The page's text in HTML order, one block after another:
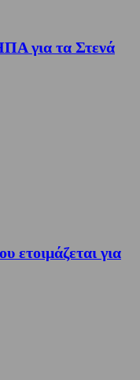
για τα Στενά
ετοιμάζεται για